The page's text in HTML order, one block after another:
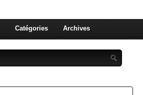
Catégories Archives